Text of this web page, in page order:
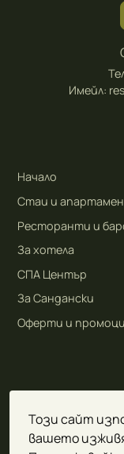
Имейл:
Начало
Стаи и
Ресторанти и
За хотела
СПА Център
За Сандански
Оферти и
Този сайт
вашето